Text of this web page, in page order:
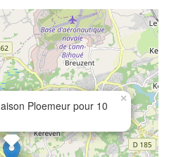
Ploemeur pour 10
×